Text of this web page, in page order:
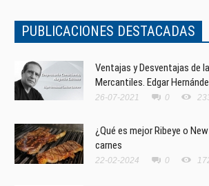
PUBLICACIONES DESTACADAS
Ventajas y Desventajas de
Mercantiles. Edgar
26-07-2021 0
¿Qué es mejor Ribeye o
carnes
22-02-2024 0